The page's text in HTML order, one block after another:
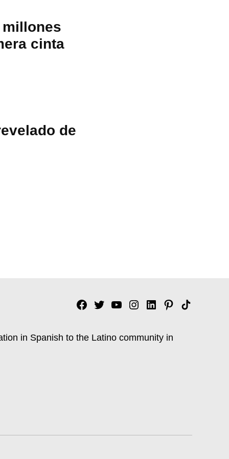
millones
cinta
de
Facebook
TwitterYouTubeInstagram
Linkedin
Pinterest
Tik
in Spanish to the Latino community in